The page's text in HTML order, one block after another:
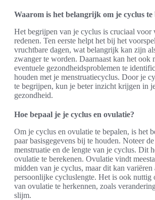
Waarom is het belangrijk om je cyclus te
Het begrijpen van je cyclus is cruciaal voor
redenen. Ten eerste helpt het bij het
vruchtbare dagen, wat belangrijk kan zijn
zwanger te worden. Daarnaast kan het ook
eventuele gezondheidsproblemen te
houden met je menstruatiecyclus. Door je
te begrijpen, kun je beter inzicht krijgen in
gezondheid.
Hoe bepaal je je cyclus en ovulatie?
Om je cyclus en ovulatie te bepalen, is het
paar basisgegevens bij te houden. Noteer
menstruatie en de lengte van je cyclus. Dit
ovulatie te berekenen. Ovulatie vindt
midden van je cyclus, maar dit kan
persoonlijke cycluslengte. Het is ook nuttig
van ovulatie te herkennen, zoals
slijm.